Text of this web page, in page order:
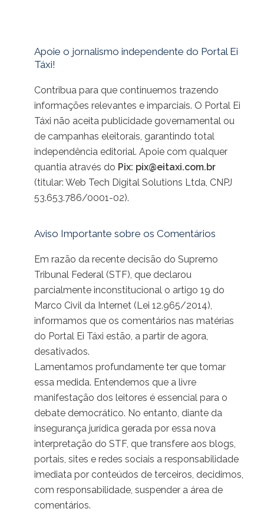
Apoie o jornalismo independente do Portal Ei
Táxi!
Contribua para que continuemos trazendo
informações relevantes e imparciais. O Portal Ei
Táxi não aceita publicidade governamental ou
de campanhas eleitorais, garantindo total
independência editorial. Apoie com qualquer
quantia através do Pix: pix@eitaxi.com.br
(titular: Web Tech Digital Solutions Ltda, CNPJ
53.653.786/0001-02).
Aviso Importante sobre os Comentários
Em razão da recente decisão do Supremo
Tribunal Federal (STF), que declarou
parcialmente inconstitucional o artigo 19 do
Marco Civil da Internet (Lei 12.965/2014),
informamos que os comentários nas matérias
do Portal Ei Táxi estão, a partir de agora,
desativados.
Lamentamos profundamente ter que tomar
essa medida. Entendemos que a livre
manifestação dos leitores é essencial para o
debate democrático. No entanto, diante da
insegurança jurídica gerada por essa nova
interpretação do STF, que transfere aos blogs,
portais, sites e redes sociais a responsabilidade
imediata por conteúdos de terceiros, decidimos,
com responsabilidade, suspender a área de
comentários.